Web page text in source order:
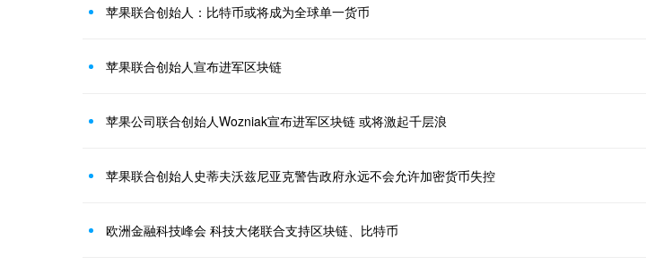
苹果联合创始人：比特币或将成为全球单一货币
苹果联合创始人宣布进军区块链
苹果公司联合创始人Wozniak宣布进军区块链 或将激起千层浪
苹果联合创始人史蒂夫沃兹尼亚克警告政府永远不会允许加密货币失控
欧洲金融科技峰会 科技大佬联合支持区块链、比特币